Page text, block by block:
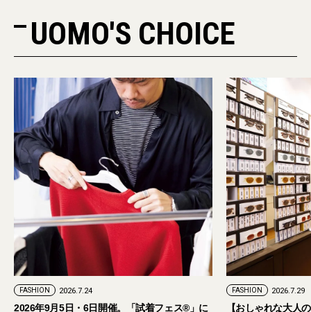
UOMO'S CHOICE
「試着フェス®︎」に
【おしゃれな大人のアイウェア】パリ発「イジ